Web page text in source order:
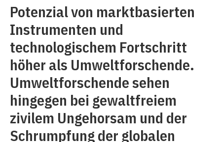
Potenzial von marktbasierten
Instrumenten und
technologischem Fortschritt
höher als Umweltforschende.
Umweltforschende sehen
hingegen bei gewaltfreiem
zivilem Ungehorsam und der
Schrumpfung der globalen